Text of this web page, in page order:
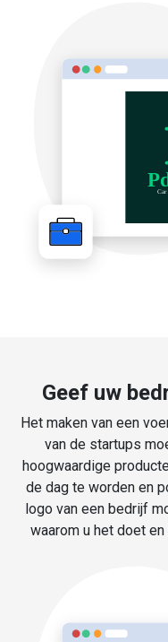
Geef uw
Het maken van een
van de startups
hoogwaardige
de dag te worden en
logo van een bedrijf
waarom u het doet